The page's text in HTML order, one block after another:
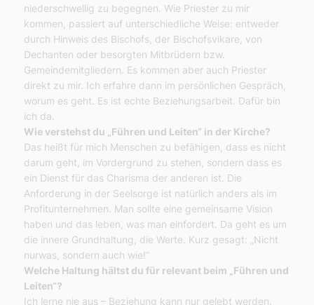
niederschwellig zu begegnen. Wie Priester zu mir
kommen, passiert auf unterschiedliche Weise: entweder
durch Hinweis des Bischofs, der Bischofsvikare, von
Dechanten oder besorgten Mitbrüdern bzw.
Gemeindemitgliedern. Es kommen aber auch Priester
direkt zu mir. Ich erfahre dann im persönlichen Gespräch,
worum es geht. Es ist echte Beziehungsarbeit. Dafür bin
ich da.
Wie verstehst du „Führen und Leiten“ in der Kirche?
Das heißt für mich Menschen zu befähigen, dass es nicht
darum geht, im Vordergrund zu stehen, sondern dass es
ein Dienst für das Charisma der anderen ist. Die
Anforderung in der Seelsorge ist natürlich anders als im
Profitunternehmen. Man sollte eine gemeinsame Vision
haben und das leben, was man einfordert. Da geht es um
die innere Grundhaltung, die Werte. Kurz gesagt: „Nicht
nurwas, sondern auch wie!“
Welche Haltung hältst du für relevant beim „Führen und
Leiten“?
Ich lerne nie aus – Beziehung kann nur gelebt werden.